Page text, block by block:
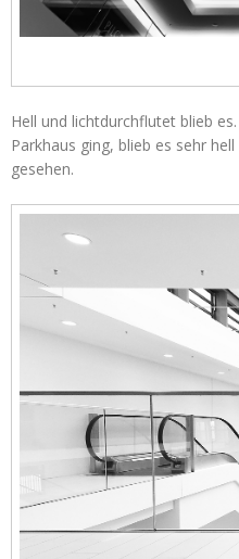
Hell und lichtdurchflutet blieb
Parkhaus ging, blieb es sehr
gesehen.